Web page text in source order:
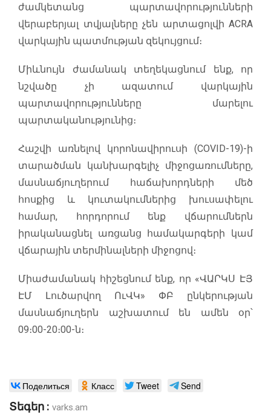
ժամկետանց պարտավորությունների
վերաբերյալ տվյալները չեն արտացոլվի ACRA
վարկային պատմության զեկույցում։
Միևնույն ժամանակ տեղեկացնում ենք, որ
նշվածը չի ազատում վարկային
պարտավորությունները մարելու
պարտականությունից։
Հաշվի առնելով կորոնավիրուսի (COVID-19)-ի
տարածման կանխարգելիչ միջոցառումները,
մասնաճյուղերում հաճախորդների մեծ
հոսքից և կուտակումներից խուսափելու
համար, հորդորում ենք վճարումներն
իրականացնել առցանց համակարգերի կամ
վճարային տերմինալների միջոցով։
Միաժամանակ հիշեցնում ենք, որ «ՎԱՐԿՍ ԷՅ
ԷՄ Լուծարվող ՈւՎԿ» ՓԲ ընկերության
մասնաճյուղերն աշխատում են ամեն օր՝
09։00-20։00-ն։
Поделиться Класс Tweet Send
Տեգեր : varks.am